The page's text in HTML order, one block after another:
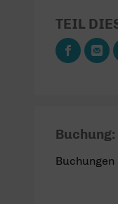
TEIL
Buchung: